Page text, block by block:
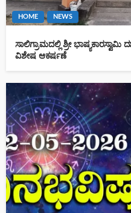
HOME NEWS
ಸಾಲಿಗ್ರಾಮದಲ್ಲಿ ಶ್ರೀ
ವಿಶೇಷ ಆಕರ್ಷಣೆ